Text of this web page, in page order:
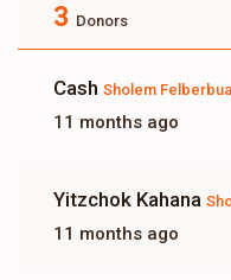
3 Donors
Cash Sholem
11 months ago
Yitzchok Kahana
11 months ago